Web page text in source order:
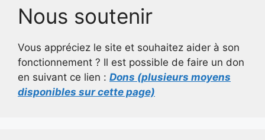
Nous soutenir
Vous appréciez le site et souhaitez aider à son
fonctionnement ? Il est possible de faire un don
en suivant ce lien : Dons (plusieurs moyens
disponibles sur cette page)